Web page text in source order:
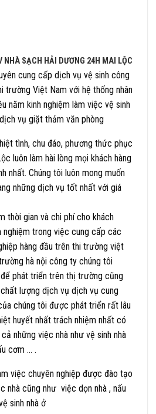
NHÀ SẠCH HẢI DƯƠNG 24H MAI LỘC
cung cấp dịch vụ vệ sinh công
trường Việt Nam với hệ thống nhân
năm kinh nghiệm làm việc vệ sinh
vụ giặt thảm văn phòng
tình, chu đáo, phương thức phục
luôn làm hài lòng mọi khách hàng
nhất. Chúng tôi luôn mong muốn
những dịch vụ tốt nhất với giá
thời gian và chi phí cho khách
nghiệm trong việc cung cấp các
hàng đầu trên thi trường việt
hà nội công ty chúng tôi
phát triển trên thị trường cũng
lượng dịch vụ dịch vụ cung
chúng tôi được phát triển rất lâu
huyết nhất trách nhiệm nhất có
những việc nhà như vệ sinh nhà
cơm … .
việc chuyên nghiệp được đào tạo
nhà cũng như việc dọn nhà , nấu
sinh nhà ở